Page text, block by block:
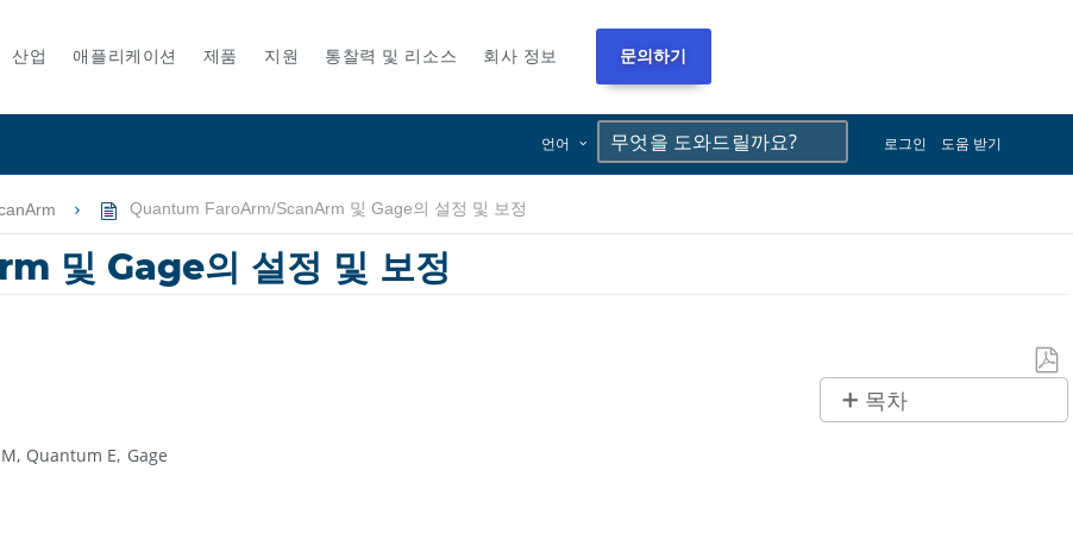
산업 애플리케이션 제품 지원 통찰력 및 리소스 회사 정보 문의하기
언어 로그인 도움 받기
Quantum FaroArm/ScanArm 및 Gage의 설정 및 보정
및 Gage의 설정 및 보정
로
목차
Quantum E Gage